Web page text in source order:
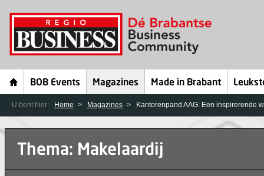
BOB Events Magazines Made in Brabant
U bent hier: Home Magazines Kantorenpand AAG: Een inspirerende
Thema: Makelaardij